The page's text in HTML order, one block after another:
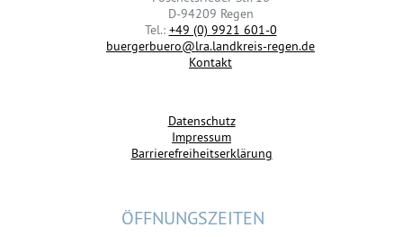
D-94209 Regen
Tel.: +49 (0) 9921 601-0
buergerbuero@lra.landkreis-regen.de
Kontakt
Datenschutz
Impressum
Barrierefreiheitserklärung
ÖFFNUNGSZEITEN